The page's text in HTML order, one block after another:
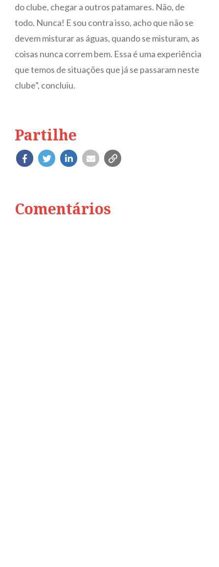
do clube, chegar a outros patamares. Não, de
todo. Nunca! E sou contra isso, acho que não se
devem misturar as águas, quando se misturam, as
coisas nunca correm bem. Essa é uma experiência
que temos de situações que já se passaram neste
clube”, concluiu.
Partilhe
Comentários